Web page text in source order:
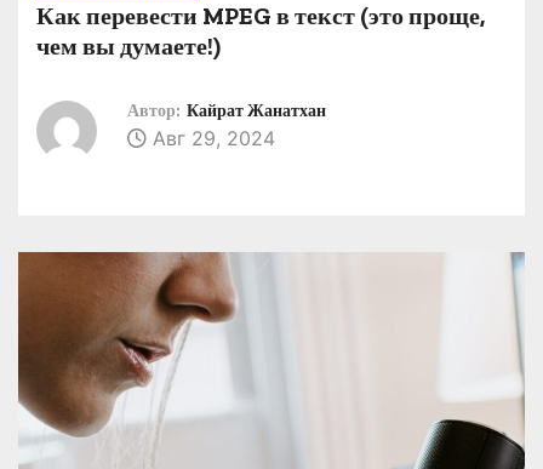
Как перевести MPEG в текст (это проще,
чем вы думаете!)
Автор: Кайрат Жанатхан
Авг 29, 2024